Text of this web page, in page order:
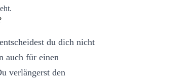
du dich nicht
auch für einen
verlängerst den